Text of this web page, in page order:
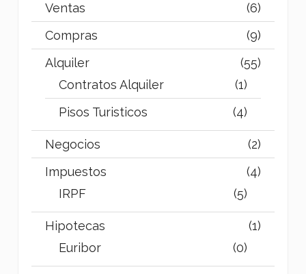
Ventas
(6)
Compras
(9)
Alquiler
(55)
Contratos Alquiler
(1)
Pisos Turisticos
(4)
Negocios
(2)
Impuestos
(4)
IRPF
(5)
Hipotecas
(1)
Euribor
(0)